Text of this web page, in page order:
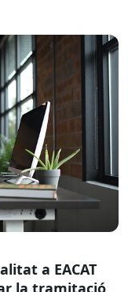
a EACAT
la tramitació